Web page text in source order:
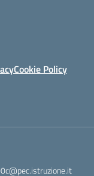
Cookie Policy